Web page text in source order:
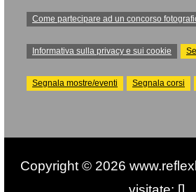
Come partecipare ad un concorso
Informativa sulla privacy e sui cookie
Segnala mostre/eventi Segnala corsi
Copyright © 2026